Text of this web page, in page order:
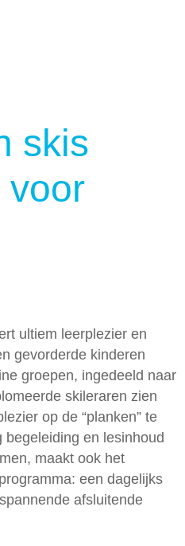
skis
voor
ultiem leerplezier en
gevorderde kinderen
groepen, ingedeeld naar
skileraren zien
op de “planken” te
en lesinhoud
maakt ook het
een dagelijks
afsluitende